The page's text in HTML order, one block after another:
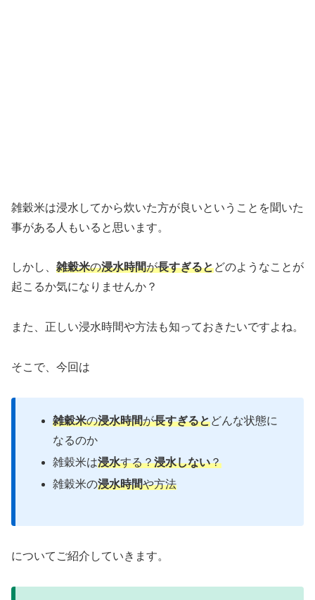
雑穀米は浸水してから炊いた方が良いということを聞いた
事がある人もいると思います。
しかし、 雑穀米の浸水時間が長すぎるとどのようなことが
起こるか気になりませんか？
また、正しい浸水時間や方法も知っておきたいですよね。
そこで、今回は
雑穀米の浸水時間が長すぎるとどんな状態に
なるのか
雑穀米は浸水する？浸水しない？
雑穀米の浸水時間や方法
についてご紹介していきます。